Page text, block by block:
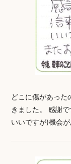
どこに傷があった
きました。 感謝
いいですが)機会